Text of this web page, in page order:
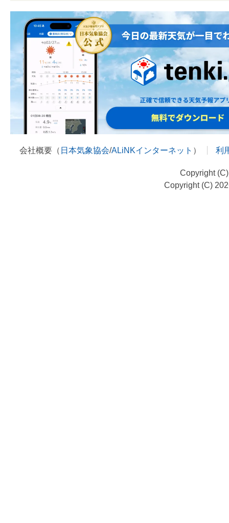
会社概要（ 日本気象協会/ALiNKインターネット ） 利
Copyright
Copyright (C)